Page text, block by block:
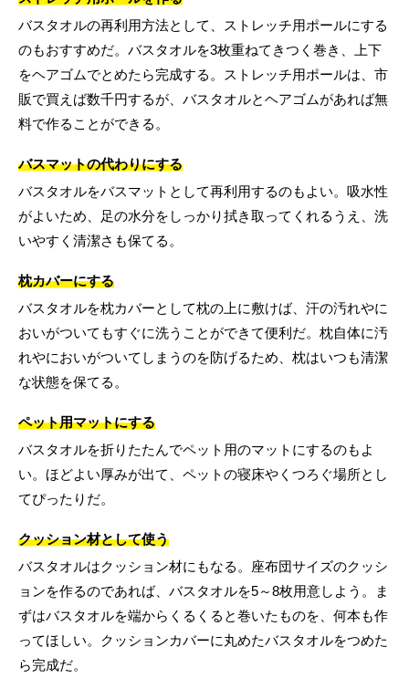
バスタオルの再利用方法として、ストレッチ用ポールにする
のもおすすめだ。バスタオルを3枚重ねてきつく巻き、上下
をヘアゴムでとめたら完成する。ストレッチ用ポールは、市
販で買えば数千円するが、バスタオルとヘアゴムがあれば無
料で作ることができる。
バスマットの代わりにする
バスタオルをバスマットとして再利用するのもよい。吸水性
がよいため、足の水分をしっかり拭き取ってくれるうえ、洗
いやすく清潔さも保てる。
枕カバーにする
バスタオルを枕カバーとして枕の上に敷けば、汗の汚れやに
おいがついてもすぐに洗うことができて便利だ。枕自体に汚
れやにおいがついてしまうのを防げるため、枕はいつも清潔
な状態を保てる。
ペット用マットにする
バスタオルを折りたたんでペット用のマットにするのもよ
い。ほどよい厚みが出て、ペットの寝床やくつろぐ場所とし
てぴったりだ。
クッション材として使う
バスタオルはクッション材にもなる。座布団サイズのクッシ
ョンを作るのであれば、バスタオルを5～8枚用意しよう。ま
ずはバスタオルを端からくるくると巻いたものを、何本も作
ってほしい。クッションカバーに丸めたバスタオルをつめた
ら完成だ。